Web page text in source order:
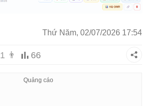
Thứ Năm, 02/07/2026 17:54
1 👨 66